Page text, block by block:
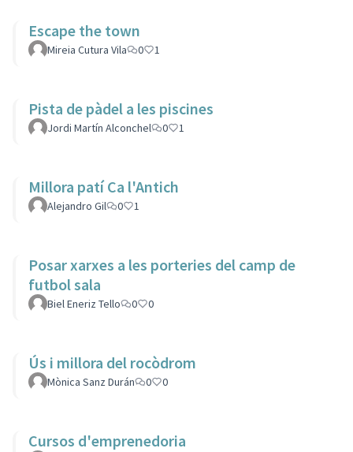
Escape the town
Mireia Cutura Vila 0 1
Pista de pàdel a les piscines
Jordi Martín Alconchel 0 1
Millora patí Ca l'Antich
Alejandro Gil 0 1
Posar xarxes a les porteries del camp de
futbol sala
Biel Eneriz Tello 0 0
Ús i millora del rocòdrom
Mònica Sanz Durán 0 0
Cursos d'emprenedoria